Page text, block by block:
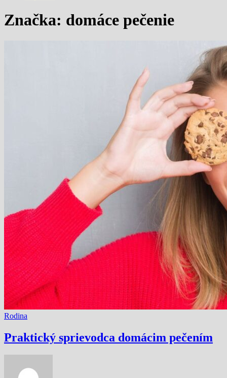
Značka: domáce pečenie
Rodina
Praktický sprievodca domácim pečením